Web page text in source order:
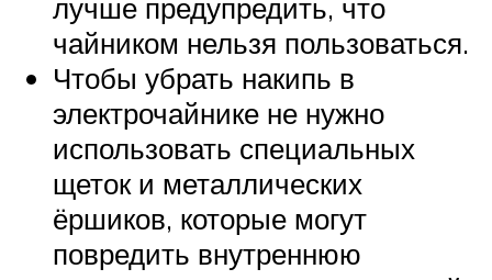
лучше предупредить, что
чайником нельзя пользоваться.
Чтобы убрать накипь в
электрочайнике не нужно
использовать специальных
щеток и металлических
ёршиков, которые могут
повредить внутреннюю